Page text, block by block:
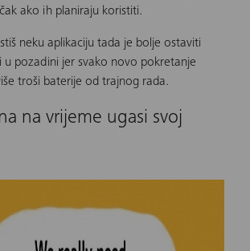
ako ih planiraju koristiti.
neku aplikaciju tada je bolje ostaviti
u pozadini jer svako novo pokretanje
troši baterije od trajnog rada.
na vrijeme ugasi svoj